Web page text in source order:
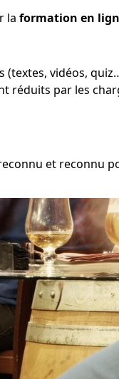
la formation en
vidéos,
réduits par les
et reconnu